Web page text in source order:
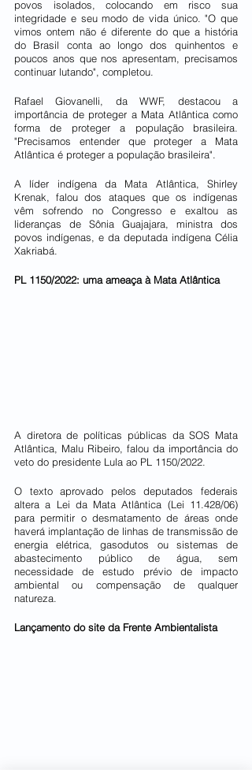
povos isolados, colocando em risco sua
integridade e seu modo de vida único. "O que
vimos ontem não é diferente do que a história
do Brasil conta ao longo dos quinhentos e
poucos anos que nos apresentam, precisamos
continuar lutando", completou.
Rafael Giovanelli, da WWF, destacou a
importância de proteger a Mata Atlântica como
forma de proteger a população brasileira.
"Precisamos entender que proteger a Mata
Atlântica é proteger a população brasileira".
A líder indígena da Mata Atlântica, Shirley
Krenak, falou dos ataques que os indígenas
vêm sofrendo no Congresso e exaltou as
lideranças de Sônia Guajajara, ministra dos
povos indígenas, e da deputada indígena Célia
Xakriabá.
PL 1150/2022: uma ameaça à Mata Atlântica
A diretora de políticas públicas da SOS Mata
Atlântica, Malu Ribeiro, falou da importância do
veto do presidente Lula ao PL 1150/2022.
O texto aprovado pelos deputados federais
altera a Lei da Mata Atlântica (Lei 11.428/06)
para permitir o desmatamento de áreas onde
haverá implantação de linhas de transmissão de
energia elétrica, gasodutos ou sistemas de
abastecimento público de água, sem
necessidade de estudo prévio de impacto
ambiental ou compensação de qualquer
natureza.
Lançamento do site da Frente Ambientalista